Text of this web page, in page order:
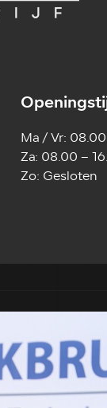
Ma / Vr:
Za: 08.00 –
Zo: Gesloten